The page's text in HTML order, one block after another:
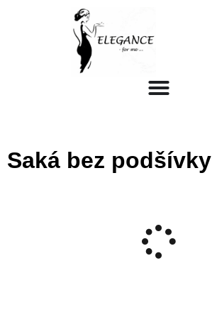
Saká bez podšívky